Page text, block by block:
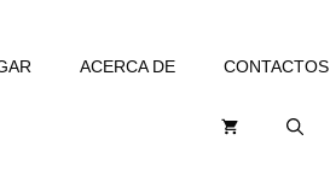
ACERCA DE CONTACTOS